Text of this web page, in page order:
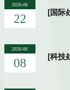
2026-06
22
2026-06
08